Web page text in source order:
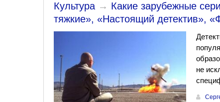
Культура → Какие зарубежные
тяжкие», «Настоящий детектив»,
не